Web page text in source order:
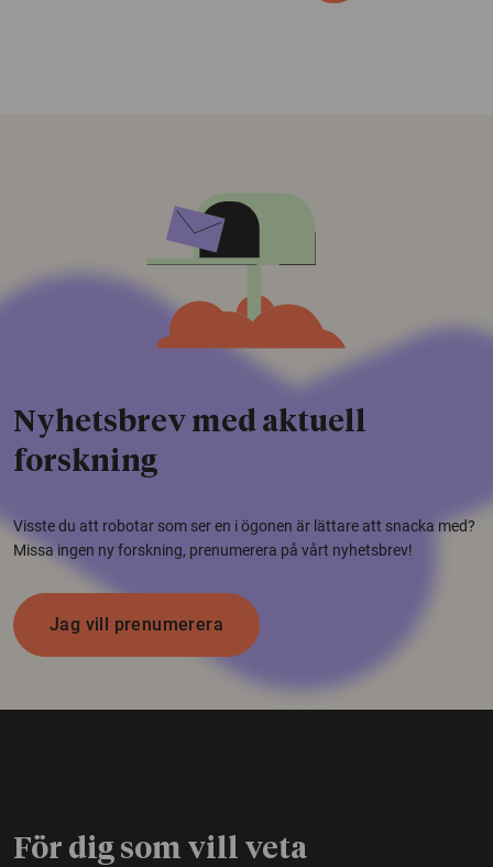
Nyhetsbrev med aktuell
forskning
Visste du att robotar som ser en i ögonen är lättare att snacka med?
Missa ingen ny forskning, prenumerera på vårt nyhetsbrev!
Jag vill prenumerera
För dig som vill veta